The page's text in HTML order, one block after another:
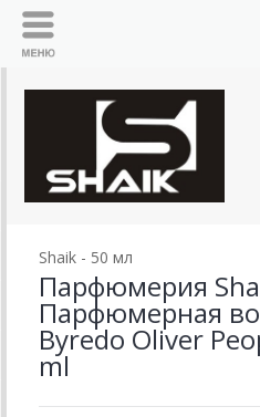
Shaik - 50 мл
Парфюмерия
Парфюмерная
Byredo Oliver
ml